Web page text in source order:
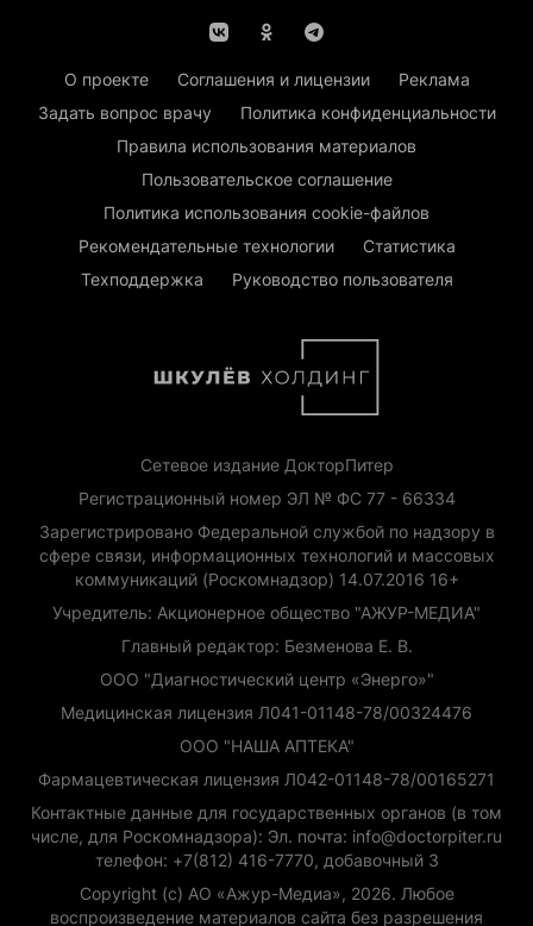
О проекте Соглашения и лицензии
Реклама
Задать вопрос врачу
Политика конфиденциальности
Правила использования материалов
Пользовательское соглашение
Политика использования cookie-файлов
Рекомендательные технологии
Статистика
Техподдержка
Руководство пользователя
Сетевое издание ДокторПитер
Регистрационный номер ЭЛ № ФС 77 - 66334
Зарегистрировано Федеральной службой по надзору в
сфере связи, информационных технологий и массовых
коммуникаций (Роскомнадзор) 14.07.2016 16+
Учредитель: Акционерное общество "АЖУР-МЕДИА"
Главный редактор: Безменова Е. В.
ООО "Диагностический центр «Энерго»"
Медицинская лицензия Л041-01148-78/00324476
ООО "НАША АПТЕКА"
Фармацевтическая лицензия Л042-01148-78/00165271
Контактные данные для государственных органов (в том
числе, для Роскомнадзора): Эл. почта: info@doctorpiter.ru
телефон: +7(812) 416-7770, добавочный 3
Copyright (с) АО «Ажур-Медиа», 2026. Любое
воспроизведение материалов сайта без разрешения